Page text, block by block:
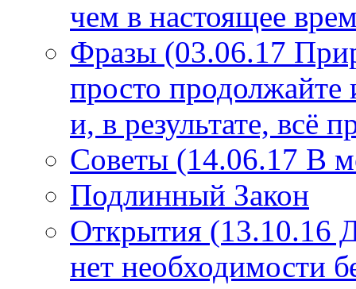
чем в настоящее
Фразы (03.06.17
просто продолжайте
и, в результате, всё
Советы (14.06.17 В
Подлинный Закон
Открытия (13.10.16
нет необходимости